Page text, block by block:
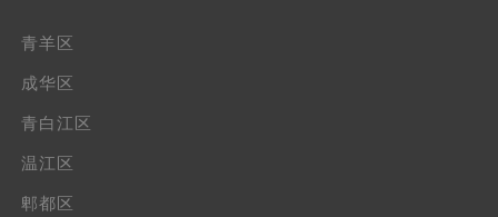
青羊区
成华区
青白江区
温江区
郫都区